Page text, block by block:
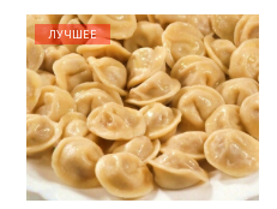
ЛУЧШЕЕ